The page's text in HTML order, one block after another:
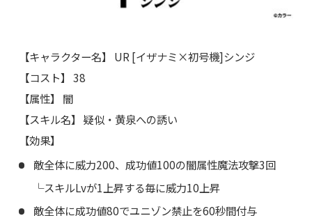
【キャラクター名】 UR [イザナミ×初号機]シンジ
【コスト】 38
【属性】 闇
【スキル名】 疑似・黄泉への誘い
【効果】
敵全体に威力200、成功値100の闇属性魔法攻撃3回
└スキルLvが1上昇する毎に威力10上昇
敵全体に成功値80でユニゾン禁止を60秒間付与